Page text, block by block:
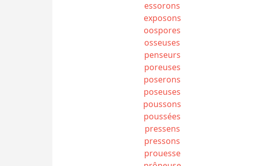
essorons
exposons
oospores
osseuses
penseurs
poreuses
poserons
poseuses
poussons
poussées
pressens
pressons
prouesse